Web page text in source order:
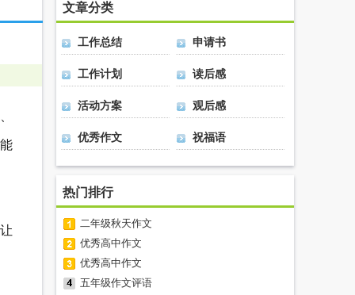
文章分类
工作总结 申请书
工作计划 读后感
活动方案 观后感
优秀作文 祝福语
热门排行
二年级秋天作文
优秀高中作文
优秀高中作文
五年级作文评语